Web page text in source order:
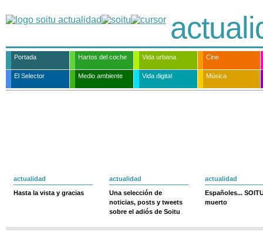
Portada Hartos del coche Vida urbana Cine
El Selector Medio ambiente Vida digital Música
actualidad
Hasta la vista y gracias
actualidad
Una selección de
noticias, posts y tweets
sobre el adiós de Soitu
actualidad
Españoles...
muerto